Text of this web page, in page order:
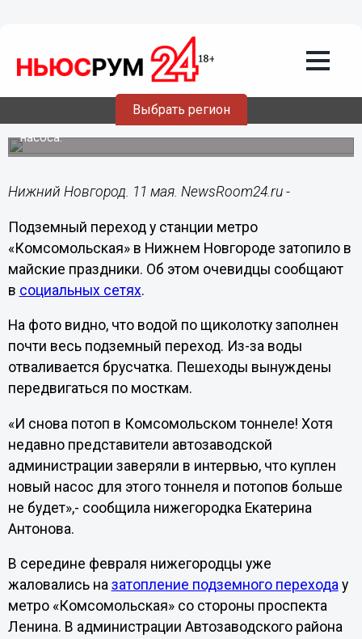
Выбрать регион
11.05.202107:22
Тоннель у метро «Комсомольская» в
Нижнем Новгороде затопило в мае
Нижегородцы жалуются на отсутствие обещанного
насоса.
Нижний Новгород. 11 мая. NewsRoom24.ru -
Подземный переход у станции метро
«Комсомольская» в Нижнем Новгороде затопило в
майские праздники. Об этом очевидцы сообщают
в социальных сетях.
На фото видно, что водой по щиколотку заполнен
почти весь подземный переход. Из-за воды
отваливается брусчатка. Пешеходы вынуждены
передвигаться по мосткам.
«И снова потоп в Комсомольском тоннеле! Хотя
недавно представители автозаводской
администрации заверяли в интервью, что куплен
новый насос для этого тоннеля и потопов больше
не будет»,- сообщила нижегородка Екатерина
Антонова.
В середине февраля нижегородцы уже
жаловались на затопление подземного переходау
метро «Комсомольская» со стороны проспекта
Ленина. В администрации Автозаводского района